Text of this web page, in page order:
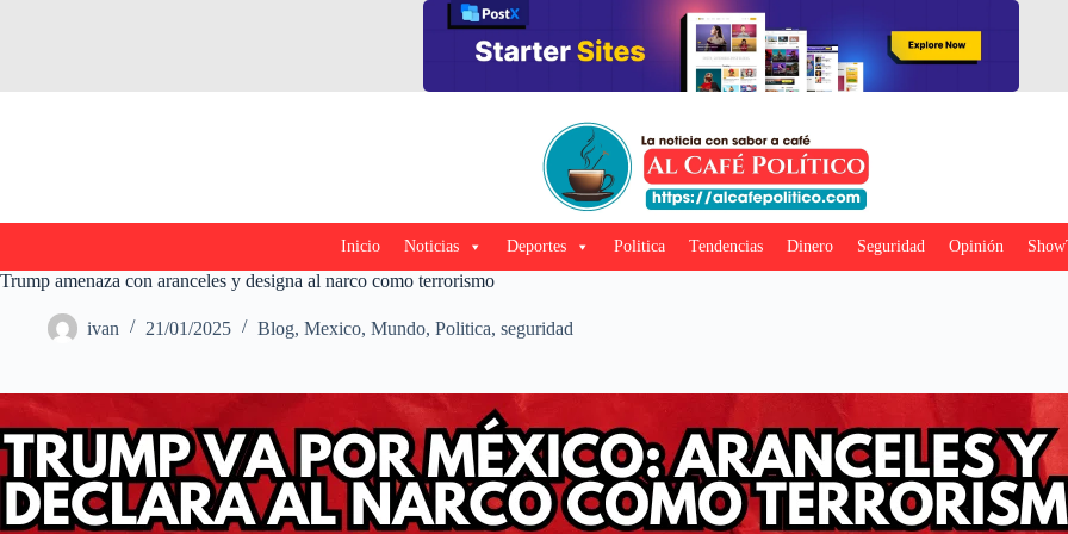
Inicio Noticias Deportes Politica Tendencias Dinero Seguridad Opinión
Trump amenaza con aranceles y designa al narco como terrorismo
ivan 21/01/2025 Blog, Mexico, Mundo, Politica, seguridad